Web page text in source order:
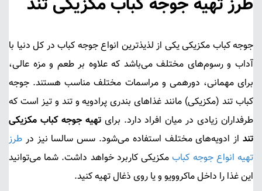
جوجه کباب مکزیکییکی از لذیذترین انواع جوجه کباب در کل دنیا با
آداب و رسوم‌های مختلف می‌باشد که علاوه بر طعم و مزه عالی،
برای مهمانی، دورهمی و مراسمات مختلف مناسب هستند. جوجه
کباب تند (مکزیکی) مانند غذاهای بندری پرادویه و تند و تیز است که
طرفداران زیادی در میان افراد دارد. برایتهیه جوجه کباب مکزیکی
تند از ادویه‌های مختلف استفاده می‌شود. سس سالسا نیز در طرز
تهیه انواع جوجه کبابمکزیکی کاربرد خواهد داشت. شما می‌توانید
این غذا را داخل ماکروویو و یا روی ذغال تهیه کنید.